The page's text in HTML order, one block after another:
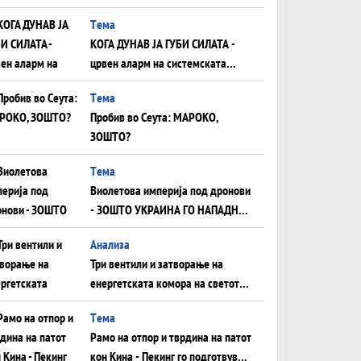
што НЕМААТ ВНУЦИ ДА ГИ
ЗАМЕНАТ
Tема
КОГА ДУНАВ ЈА ГУБИ СИЛАТА -
црвен аларм на системската
плоча од јужна Германија до
Црното Море...
Tема
Пробив во Сеута: МАРОКО,
ЗОШТО?
Tема
Виолетова империја под дронови
- ЗОШТО УКРАИНА ГО НАПАДНА
РУСКИОТ WILDBERRIES
Aнализа
Три вентили и затворање на
енергетската комора на светот:
Нападот во Суец најавува
глобален енергетски инфаркт?
Tема
Рамо на отпор и тврдина на патот
кон Кина - Пекинг го подготвува